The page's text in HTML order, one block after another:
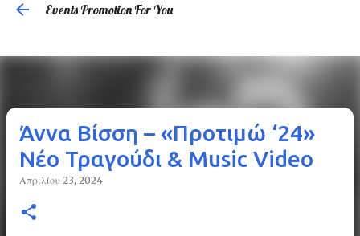
Events Promotion For You
Άννα Βίσση – «Προτιμώ ‘24»
Νέο Τραγούδι & Music Video
Απριλίου 23, 2024